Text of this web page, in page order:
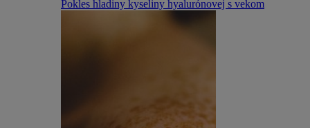
Pokles hladiny kyseliny hyalurónovej s vekom